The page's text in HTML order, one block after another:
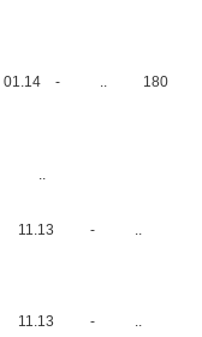
01.14 - .. 180
..
11.13 - ..
11.13 - ..